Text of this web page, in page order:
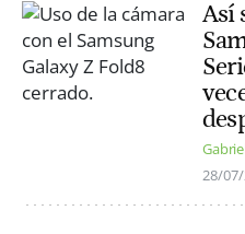
Así
28/